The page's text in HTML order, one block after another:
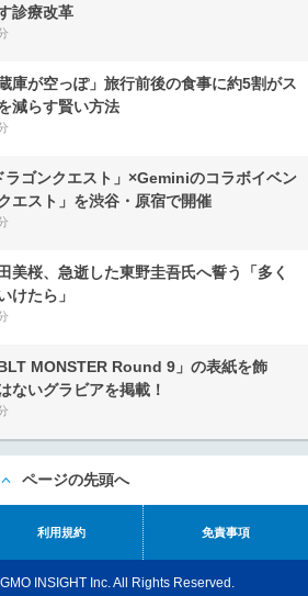
診療改革
庫が空っぽ」旅行前後の食事に約5割がス
減らす賢い方法
ゴンクエスト」×Geminiのコラボイベン
エスト」を渋谷・原宿で開催
美桜、急逝した東野圭吾氏へ誓う「多く
けたら」
MONSTER Round 9」の表紙を飾
ないグラビアを掲載！
ページの先頭へ
利用規約 免責事項
INSIGHT Inc. All Rights Reserved.